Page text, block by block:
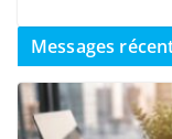
Messages